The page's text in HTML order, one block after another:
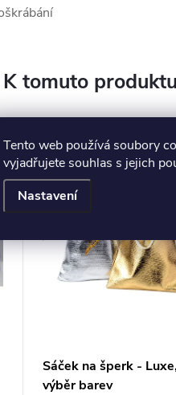
Tento web používá soubory
vyjadřujete souhlas s jejich
Nastavení
K tomuto
Sáček na šperk -
výběr barev